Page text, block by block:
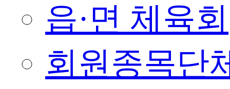
읍·면 체육회
회원종목단